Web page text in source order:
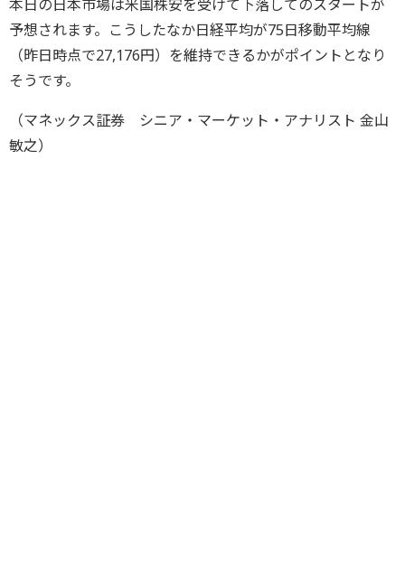
本日の日本市場は米国株安を受けて下落してのスタートが
予想されます。こうしたなか日経平均が75日移動平均線
（昨日時点で27,176円）を維持できるかがポイントとなり
そうです。
（マネックス証券 シニア・マーケット・アナリスト 金山
敏之）